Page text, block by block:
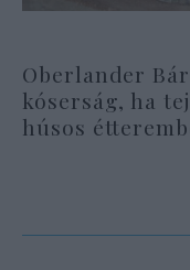
Oberlander
kóserság, ha
húsos